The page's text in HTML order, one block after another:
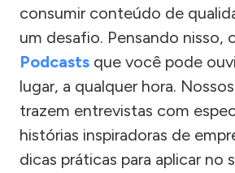
consumir conteúdo de
um desafio. Pensando nisso,
Podcasts que você pode
lugar, a qualquer hora.
trazem entrevistas com
histórias inspiradoras de
dicas práticas para aplicar no